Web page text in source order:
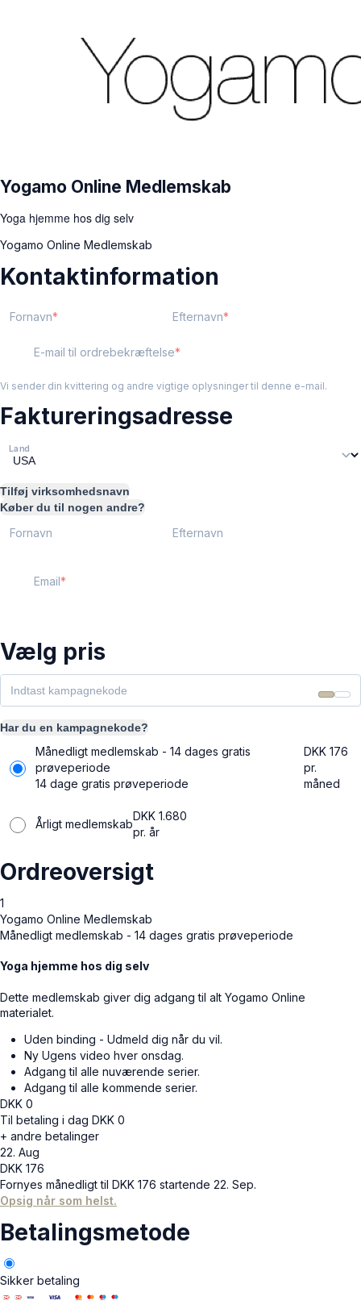
Yogamo Online Medlemskab
Yoga hjemme hos dig selv
Yogamo Online Medlemskab
Kontaktinformation
Fornavn Efternavn
E-mail til ordrebekræftelse
Vi sender din kvittering og andre vigtige oplysninger til denne e-mail.
Faktureringsadresse
Land
Tilføj virksomhedsnavn
Køber du til nogen andre?
Fornavn Efternavn
Email
Vælg pris
Har du en kampagnekode?
Månedligt medlemskab - 14 dages gratis
prøveperiode
14 dage gratis prøveperiode
DKK 176
pr.
måned
Årligt medlemskab
DKK 1.680
pr. år
Ordreoversigt
1
Yogamo Online Medlemskab
Månedligt medlemskab - 14 dages gratis prøveperiode
Yoga hjemme hos dig selv
Dette medlemskab giver dig adgang til alt Yogamo Online
materialet.
Uden binding - Udmeld dig når du vil.
Ny Ugens video hver onsdag.
Adgang til alle nuværende serier.
Adgang til alle kommende serier.
DKK 0
Til betaling i dag DKK 0
+ andre betalinger
22. Aug
DKK 176
Fornyes månedligt til DKK 176 startende 22. Sep.
Opsig når som helst.
Betalingsmetode
Sikker betaling